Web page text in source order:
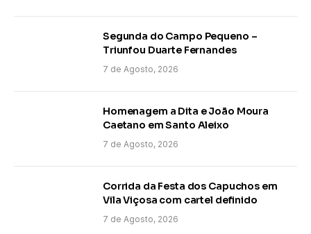
Segunda do Campo Pequeno –
Triunfou Duarte Fernandes
7 de Agosto, 2026
Homenagem a Dita e João Moura
Caetano em Santo Aleixo
7 de Agosto, 2026
Corrida da Festa dos Capuchos em
Vila Viçosa com cartel definido
7 de Agosto, 2026